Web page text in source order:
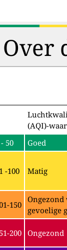
Over
(AQI)-
50 Goed
-100 Matig
150
Ongezond
gevoelige
200 Ongezond